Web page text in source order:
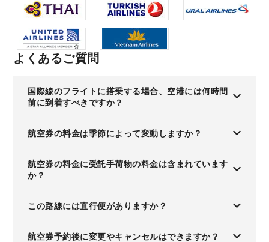
よくあるご質問
国際線のフライトに搭乗する場合、空港には何時間
前に到着すべきですか？
航空券の料金は季節によって変動しますか？
航空券の料金に受託手荷物の料金は含まれています
か？
この路線には直行便がありますか？
航空券予約後に変更やキャンセルはできますか？